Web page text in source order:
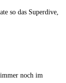
so das Superdive,
noch im